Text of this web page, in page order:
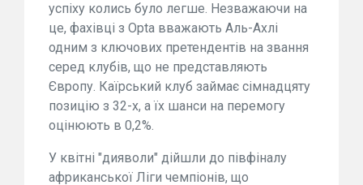
успіху колись було легше. Незважаючи на
це, фахівці з Opta вважають Аль-Ахлі
одним з ключових претендентів на звання
серед клубів, що не представляють
Європу. Каїрський клуб займає сімнадцяту
позицію з 32-х, а їх шанси на перемогу
оцінюють в 0,2%.
У квітні "дияволи" дійшли до півфіналу
африканської Ліги чемпіонів, що